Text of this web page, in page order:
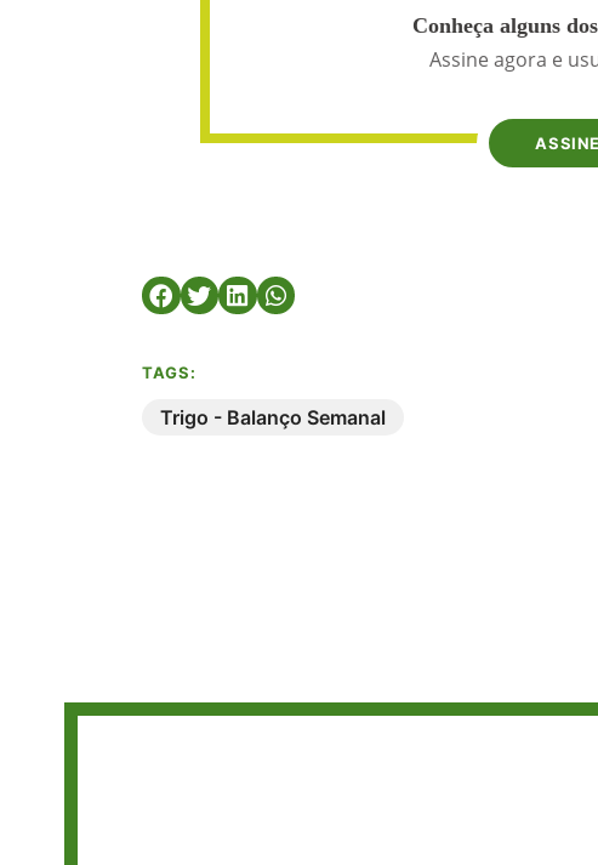
Conheça alguns
Assine agora e
TAGS:
Trigo - Balanço Semanal